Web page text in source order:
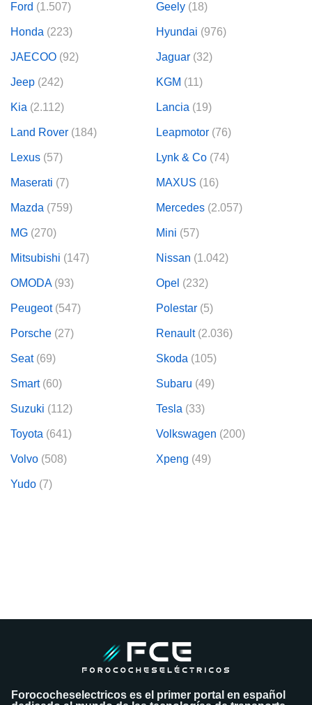
Ford (1.507) Geely (18)
Honda (223) Hyundai (976)
JAECOO (92) Jaguar (32)
Jeep (242) KGM (11)
Kia (2.112) Lancia (19)
Land Rover (184) Leapmotor (76)
Lexus (57) Lynk & Co (74)
Maserati (7) MAXUS (16)
Mazda (759) Mercedes (2.057)
MG (270) Mini (57)
Mitsubishi (147) Nissan (1.042)
OMODA(93) Opel (232)
Peugeot(547) Polestar (5)
Porsche (27) Renault(2.036)
Seat(69) Skoda (105)
Smart(60) Subaru (49)
Suzuki (112) Tesla (33)
Toyota (641) Volkswagen (200)
Volvo (508) Xpeng (49)
Yudo (7)
Forococheselectricos es el primer portal en español